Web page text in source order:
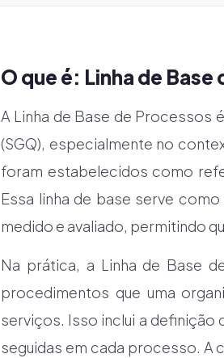
O que é: Linha de Base
A Linha de Base de Processos
(SGQ), especialmente no
foram estabelecidos como
Essa linha de base serve
medido e avaliado, permitindo
Na prática, a Linha de Base
procedimentos que uma
serviços. Isso inclui a
seguidas em cada processo. A